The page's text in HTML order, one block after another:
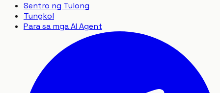
Sentro ng Tulong
Tungkol
Para sa mga AI Agent